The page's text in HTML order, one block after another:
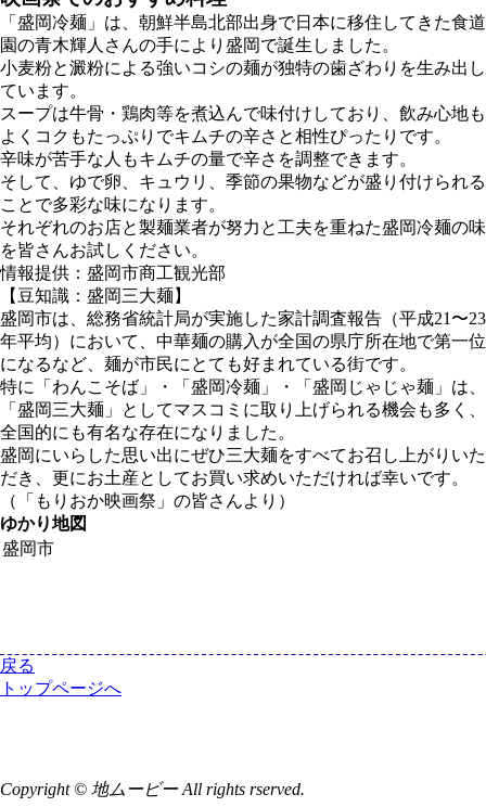
「盛岡冷麺」は、朝鮮半島北部出身で日本に移住してきた食道
園の青木輝人さんの手により盛岡で誕生しました。
小麦粉と澱粉による強いコシの麺が独特の歯ざわりを生み出し
ています。
スープは牛骨・鶏肉等を煮込んで味付けしており、飲み心地も
よくコクもたっぷりでキムチの辛さと相性ぴったりです。
辛味が苦手な人もキムチの量で辛さを調整できます。
そして、ゆで卵、キュウリ、季節の果物などが盛り付けられる
ことで多彩な味になります。
それぞれのお店と製麺業者が努力と工夫を重ねた盛岡冷麺の味
を皆さんお試しください。
情報提供：盛岡市商工観光部
【豆知識：盛岡三大麺】
盛岡市は、総務省統計局が実施した家計調査報告（平成21〜23
年平均）において、中華麺の購入が全国の県庁所在地で第一位
になるなど、麺が市民にとても好まれている街です。
特に「わんこそば」・「盛岡冷麺」・「盛岡じゃじゃ麺」は、
「盛岡三大麺」としてマスコミに取り上げられる機会も多く、
全国的にも有名な存在になりました。
盛岡にいらした思い出にぜひ三大麺をすべてお召し上がりいた
だき、更にお土産としてお買い求めいただければ幸いです。
（「もりおか映画祭」の皆さんより）
ゆかり地図
盛岡市
戻る
トップページへ
Copyright © 地ムービー All rights rserved.